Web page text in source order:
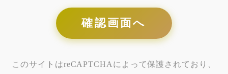
確認画面へ
このサイトはreCAPTCHAによって保護されており、